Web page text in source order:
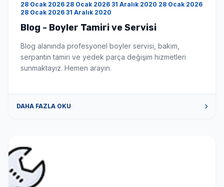
28 Ocak 2026 28 Ocak 2026 31 Aralık 2020 28 Ocak 2026
28 Ocak 2026 31 Aralık 2020
Blog - Boyler Tamiri ve Servisi
Blog alanında profesyonel boyler servisi, bakım,
serpantin tamiri ve yedek parça değişim hizmetleri
sunmaktayız. Hemen arayın.
DAHA FAZLA OKU